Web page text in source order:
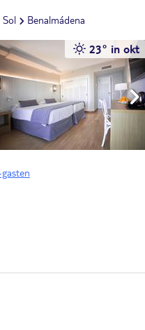
Sol Benalmádena
23° in okt